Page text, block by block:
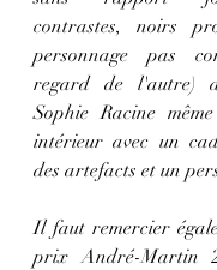
contrastes, noirs
personnage pas
regard de l'autre)
Sophie Racine
intérieur avec un
des artefacts et un
Il faut remercier
prix André-Martin